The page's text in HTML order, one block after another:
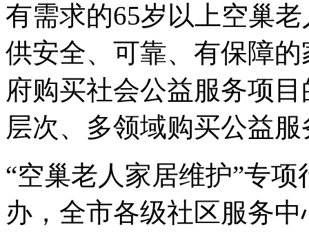
有需求的65岁以上空巢
供安全、可靠、有保障
府购买社会公益服务项
层次、多领域购买公益
“空巢老人家居维护”专
办，全市各级社区服务